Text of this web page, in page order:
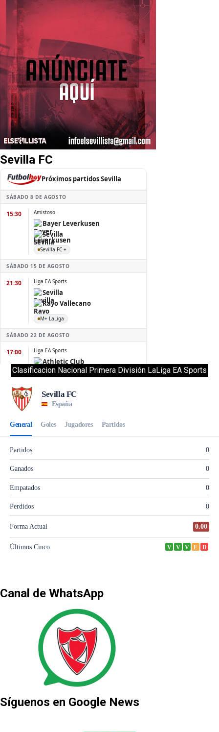
Sevilla FC
Clasificacion Nacional Primera División LaLiga EA Sports
Canal de WhatsApp
Síguenos en Google News